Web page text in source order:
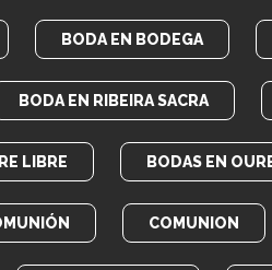
BODA EN BODEGA
BODA EN RIBEIRA SACRA
LIBRE BODAS EN
COMUNION